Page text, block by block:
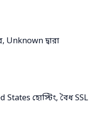
Unknown দ্বারা
হোস্টিং, বৈধ SSL